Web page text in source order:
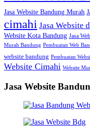
Jasa Website Bandung Murah
cimahi Jasa Website
Website Kota Bandung Jasa
Murah Bandung Pembuatan Web
website bandung Pembuatan
Website Cimahi Website
Jasa Website